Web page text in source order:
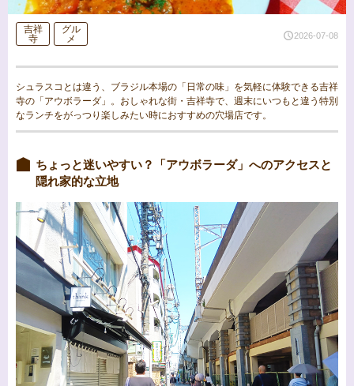
吉祥
寺
グル
メ
2026-07-08
シュラスコとは違う、ブラジル本場の「日常の味」を気軽に体験できる吉祥
寺の「アウボラーダ」。おしゃれな街・吉祥寺で、週末にいつもと違う特別
なランチをがっつり楽しみたい時におすすめの穴場店です。
ちょっと迷いやすい？「アウボラーダ」へのアクセスと
隠れ家的な立地